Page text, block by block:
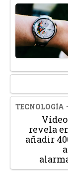
TECNOLOGÍA
revela
añadir